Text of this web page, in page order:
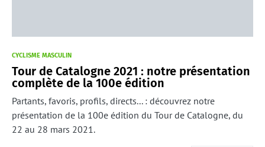
CYCLISME MASCULIN
Tour de Catalogne 2021 : notre présentation
complète de la 100e édition
Partants, favoris, profils, directs... : découvrez notre
présentation de la 100e édition du Tour de Catalogne, du
22 au 28 mars 2021.